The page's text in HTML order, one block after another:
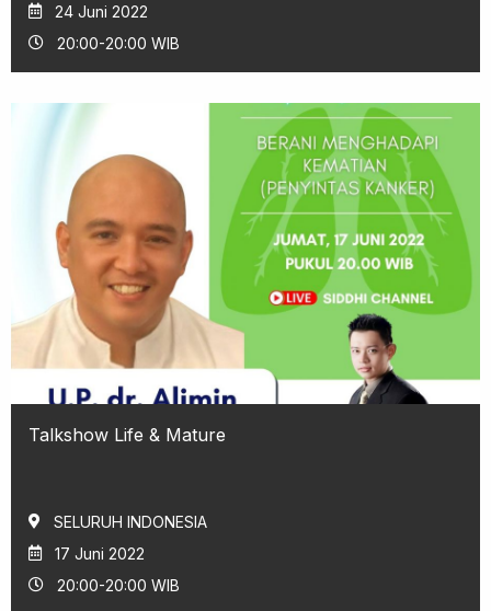
24 Juni 2022
20:00-20:00 WIB
Talkshow Life & Mature
SELURUH INDONESIA
17 Juni 2022
20:00-20:00 WIB